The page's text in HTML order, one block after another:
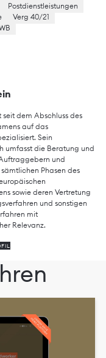
Postdienstleistungen
Verg 40/21
seit dem Abschluss des
auf das
Sein
umfasst die Beratung und
und
Phasen des
sowie deren Vertretung
und sonstigen
mit
Relevanz.